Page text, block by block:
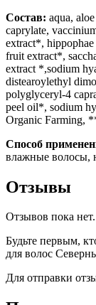
Состав: aqua,
caprylate,
extract*,
fruit extract*,
extract *,sodium
distearoylethyl
polyglyceryl-4
peel oil*, sodium
Organic Farming,
Способ
влажные волосы,
Отзывы
Отзывов пока нет.
Будьте первым,
для волос
Для отправки